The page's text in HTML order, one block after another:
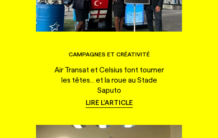
CAMPAGNES ET CRÉATIVITÉ
Air Transat et Celsius font tourner
les têtes... et la roue au Stade
Saputo
LIRE L'ARTICLE